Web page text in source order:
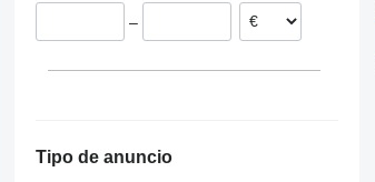
Rumanía
–
Tipo de anuncio